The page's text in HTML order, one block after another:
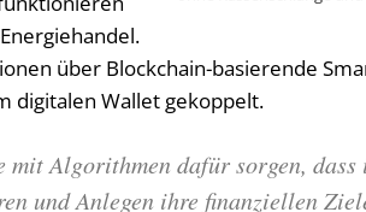
über Blockchain-basierende
digitalen Wallet gekoppelt.
mit Algorithmen dafür sorgen, dass
und Anlegen ihre finanziellen